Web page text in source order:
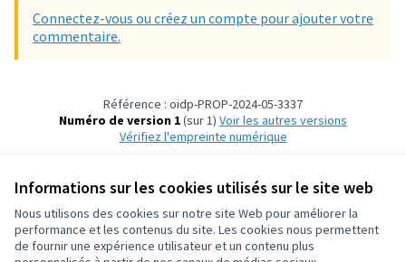
Informations sur les cookies utilisés sur le site web
Nous utilisons des cookies sur notre site Web pour améliorer la
performance et les contenus du site. Les cookies nous permettent
de fournir une expérience utilisateur et un contenu plus
Connectez-vous ou créez un compte pour ajouter votre
commentaire.
Référence : oidp-PROP-2024-05-3337
Numéro de version 1(sur 1)
voir les autres versions
Vérifiez l'empreinte numérique
Conditions d'utilisation
Paramètres des cookies
OIDP sur X
(Lien externe)
OIDP sur Facebook
(Lien externe)
OIDP sur YouTube
(Lien externe)
Français